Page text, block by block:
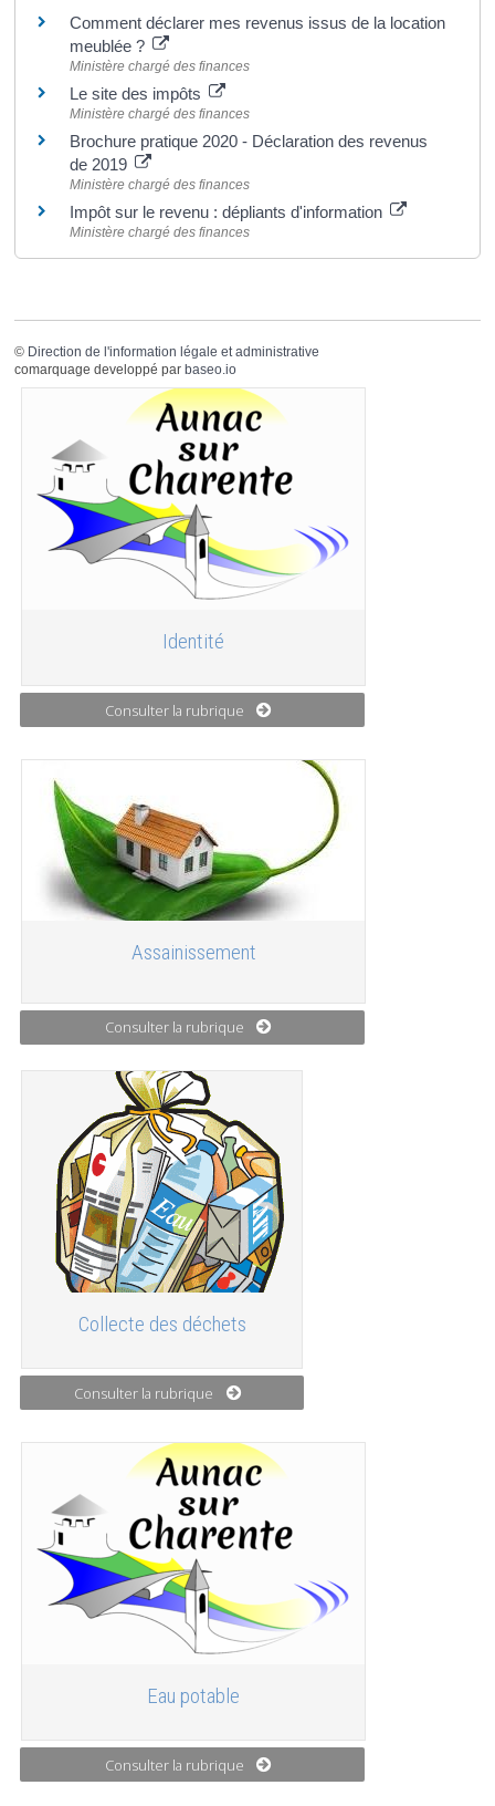
Comment déclarer mes revenus issus de la location
meublée ?
Ministère chargé des finances
Le site des impôts
Ministère chargé des finances
Brochure pratique 2020 - Déclaration des revenus
de 2019
Ministère chargé des finances
Impôt sur le revenu : dépliants d'information
Ministère chargé des finances
© Direction de l'information légale et administrative
comarquage developpé par baseo.io
Identité
Consulter la rubrique
Assainissement
Consulter la rubrique
Collecte des déchets
Consulter la rubrique
Eau potable
Consulter la rubrique